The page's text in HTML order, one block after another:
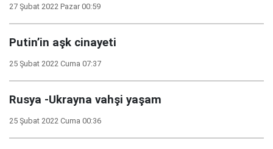
27 Şubat 2022 Pazar 00:59
Putin’in aşk cinayeti
25 Şubat 2022 Cuma 07:37
Rusya -Ukrayna vahşi yaşam
25 Şubat 2022 Cuma 00:36